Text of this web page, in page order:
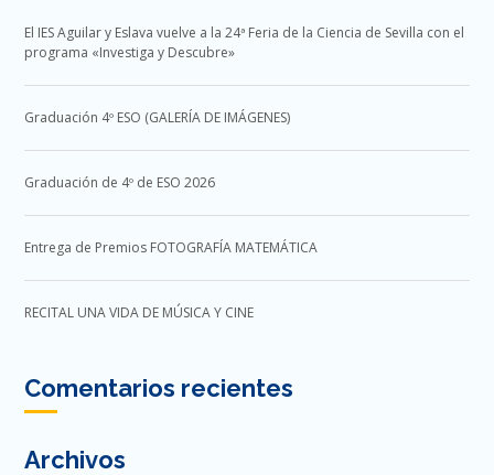
El IES Aguilar y Eslava vuelve a la 24ª Feria de la Ciencia de Sevilla con el
programa «Investiga y Descubre»
Graduación 4º ESO (GALERÍA DE IMÁGENES)
Graduación de 4º de ESO 2026
Entrega de Premios FOTOGRAFÍA MATEMÁTICA
RECITAL UNA VIDA DE MÚSICA Y CINE
Comentarios recientes
Archivos